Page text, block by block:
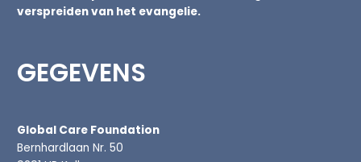
verspreiden van het evangelie.
GEGEVENS
Global Care Foundation
Bernhardlaan Nr. 50